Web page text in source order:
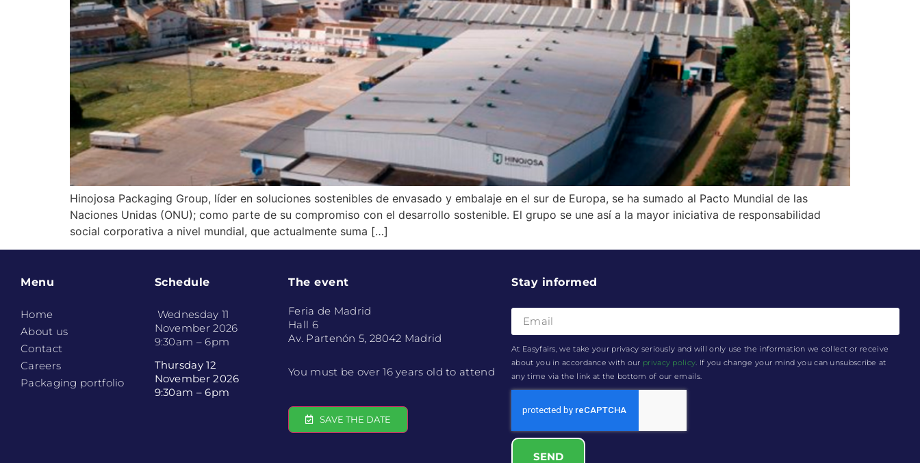
Hinojosa Packaging Group, líder en soluciones sostenibles de envasado y embalaje en el sur de Europa, se ha sumado al Pacto Mundial de las
Naciones Unidas (ONU); como parte de su compromiso con el desarrollo sostenible. El grupo se une así a la mayor iniciativa de responsabilidad
social corporativa a nivel mundial, que actualmente suma […]
Menu
Home
About us
Contact
Careers
Packaging portfolio
Schedule
Wednesday 11
November 2026
9:30am – 6pm
Thursday 12
November 2026
9:30am – 6pm
The event
Feria de Madrid
Hall 6
Av. Partenón 5, 28042 Madrid
You must be over 16 years old to attend
SAVE THE DATE
Stay informed
At Easyfairs, we take your privacy seriously and will only use the information we collect or receive
about you in accordance with our privacy policy . If you change your mind you can unsubscribe at
any time via the link at the bottom of our emails.
SEND